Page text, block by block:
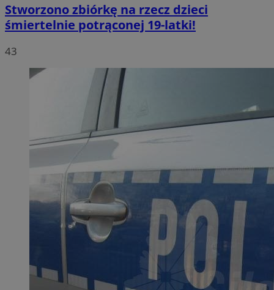
Stworzono zbiórkę na rzecz dzieci
śmiertelnie potrąconej 19-latki!
43